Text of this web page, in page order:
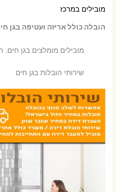
מובילים במרכז
הובלה כולל אריזה ועטיפה בגן
‫מובילים מומלצים בגן חים.
שירותי הובלות בגן חים